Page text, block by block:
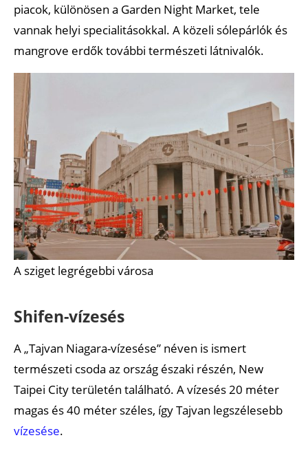
piacok, különösen a Garden Night Market, tele
vannak helyi specialitásokkal. A közeli sólepárlók és
mangrove erdők további természeti látnivalók.
A sziget legrégebbi városa
Shifen-vízesés
A „Tajvan Niagara-vízesése” néven is ismert
természeti csoda az ország északi részén, New
Taipei City területén található. A vízesés 20 méter
magas és 40 méter széles, így Tajvan legszélesebb
vízesése.